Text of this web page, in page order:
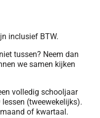
inclusief BTW.
tussen? Neem dan
we samen kijken
volledig schooljaar
(tweewekelijks).
of kwartaal.